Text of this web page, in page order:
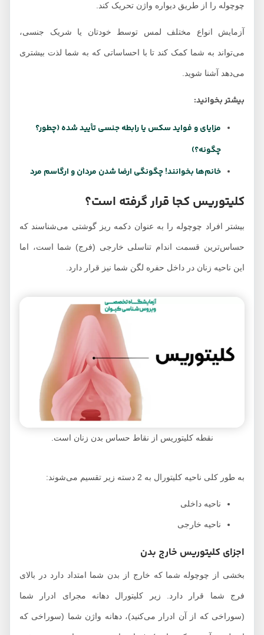
چوچوله را از طریق دیواره واژن تحریک کند.
آزمایش انواع مختلف لمس توسط خودتان یا شریک جنسی،
می‌تواند به شما کمک کند تا با احساساتی که به شما لذت بیشتری
می‌دهد آشنا شوید.
بیشتر بخوانید:
مزایای و فواید سکس یا رابطه جنسی تأیید شده (چطور؟
چگونه؟)
خانم‌ها بخوانند! چگونگی ارضا شدن مردان و ارگاسم مرد
کلیتوریس کجا قرار گرفته است؟
بیشتر افراد چوچوله را به عنوان دکمه ریز گوشتی می‌شناسند که
حساس‌ترین قسمت اندام تناسلی خارجی (فرج) شما است، اما
این ناحیه زنان در داخل حفره لگن شما نیز قرار دارد.
نقطه کلیتوریس از نقاط حساس بدن زنان است.
به طور کلی ناحیه کلیتورال به 2 دسته زیر تقسیم می‌شوند:
ناحیه داخلی
ناحیه خارجی
اجزای کلیتوریس خارج بدن
بخشی از چوچوله شما که خارج از بدن شما امتداد دارد در بالای
فرج شما قرار دارد. زیر کلیتورال دهانه مجرای ادرار شما
(سوراخی که از آن ادرار می‌کنید)، دهانه واژن شما (سوراخی که